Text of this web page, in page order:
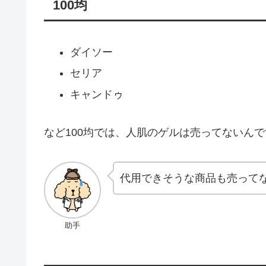
100均
ダイソー
セリア
キャンドゥ
など100均では、人肌のゲルは売ってないんで
助手
代用できそうな商品も売って